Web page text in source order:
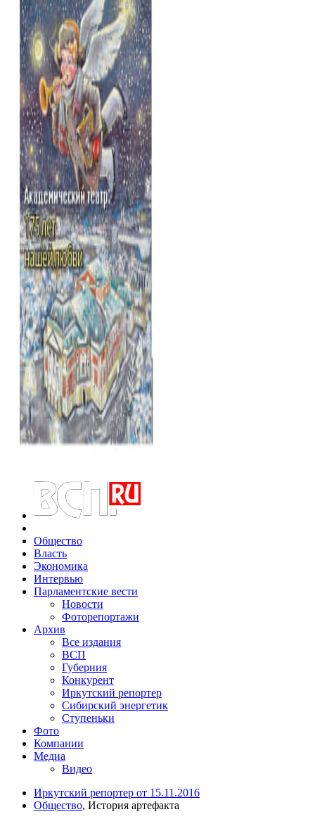
Общество
Власть
Экономика
Интервью
Парламентские вести
Новости
Фоторепортажи
Архив
Все издания
ВСП
Губерния
Конкурент
Иркутский репортер
Сибирский энергетик
Ступеньки
Фото
Компании
Медиа
Видео
Иркутский репортер от 15.11.2016
Общество, История артефакта